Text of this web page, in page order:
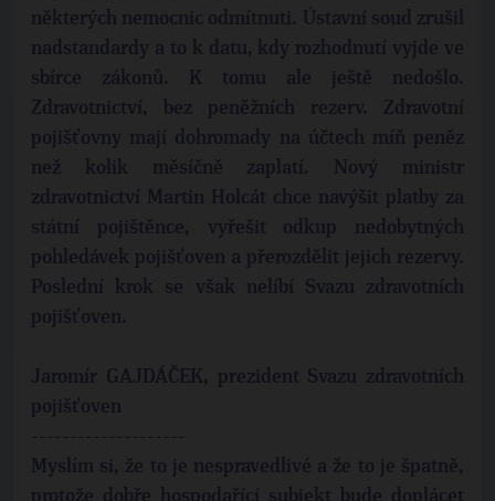
některých nemocnic odmítnuti. Ústavní soud zrušil
nadstandardy a to k datu, kdy rozhodnutí vyjde ve
sbírce zákonů. K tomu ale ještě nedošlo.
Zdravotnictví, bez peněžních rezerv. Zdravotní
pojišťovny mají dohromady na účtech míň peněz
než kolik měsíčně zaplatí. Nový ministr
zdravotnictví Martin Holcát chce navýšit platby za
státní pojištěnce, vyřešit odkup nedobytných
pohledávek pojišťoven a přerozdělit jejich rezervy.
Poslední krok se však nelíbí Svazu zdravotních
pojišťoven.
Jaromír GAJDÁČEK, prezident Svazu zdravotních
pojišťoven
--------------------
Myslím si, že to je nespravedlivé a že to je špatně,
protože dobře hospodařící subjekt bude doplácet